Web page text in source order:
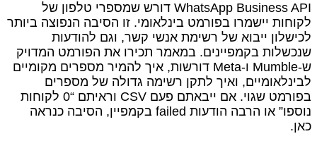
WhatsApp Business API דורש שמספרי טלפון של
לקוחות יישמרו בפורמט בינלאומי. זו הסיבה הנפוצה ביותר
לכישלון ייבוא של רשימת אנשי קשר, וגם להודעות
שנכשלות בקמפיינים. במאמר תכירו את הפורמט המדויק
ש‑Mumble ו‑Meta דורשות, איך להמיר מספרים מקומיים
לבינלאומיים, ואיך לתקן רשימה גדולה של מספרים
בפורמט שגוי. אם ייבאתם פעם CSV וראיתם “0 לקוחות
נוספו” או הרבה הודעות failed בקמפיין, הסיבה כנראה
כאן.